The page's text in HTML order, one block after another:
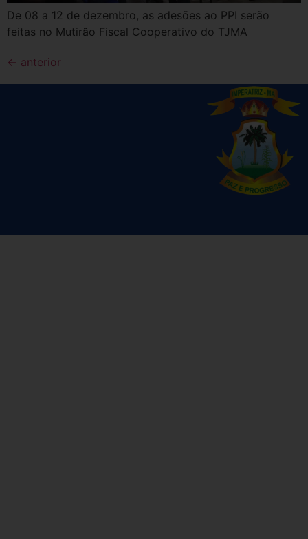
De 08 a 12 de dezembro, as adesões ao PPI serão
feitas no Mutirão Fiscal Cooperativo do TJMA
← anterior